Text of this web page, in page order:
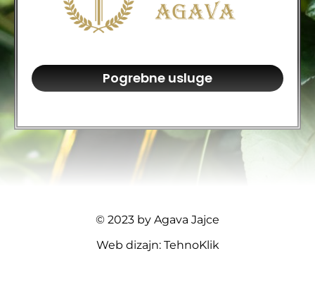
Pogrebne usluge
© 2023 by Agava Jajce
Web dizajn: TehnoKlik